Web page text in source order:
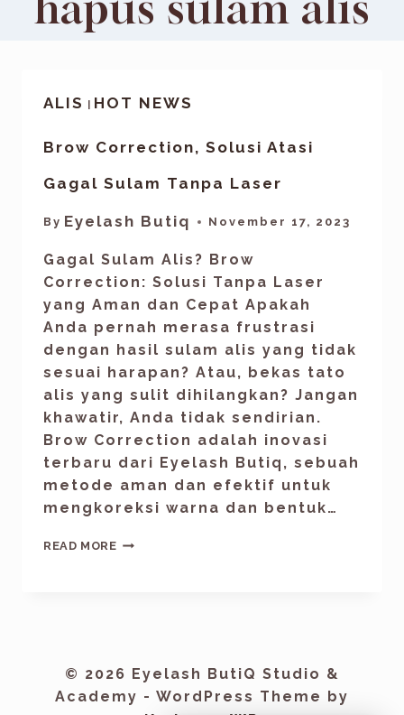
ALIS HOT NEWS
Brow Correction, Solusi Atasi
Gagal Sulam Tanpa Laser
By Eyelash Butiq November 17, 2023
Gagal Sulam Alis? Brow
Correction: Solusi Tanpa Laser
yang Aman dan Cepat Apakah
Anda pernah merasa frustrasi
dengan hasil sulam alis yang tidak
sesuai harapan? Atau, bekas tato
alis yang sulit dihilangkan? Jangan
khawatir, Anda tidak sendirian.
Brow Correction adalah inovasi
terbaru dari Eyelash Butiq, sebuah
metode aman dan efektif untuk
mengkoreksi warna dan bentuk…
READ MORE
© 2026 Eyelash ButiQ Studio &
Academy - WordPress Theme by